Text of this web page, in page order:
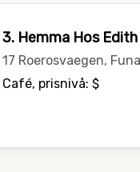
3. Hemma Hos Edith
17 Roerosvaegen,
Café, prisnivå: $